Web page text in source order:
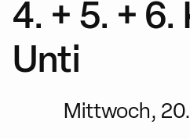
4. + 5. + 6.
Unti
Mittwoch,